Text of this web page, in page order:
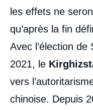
les effets ne
qu’après la fin
Avec l’élection
2021, le
vers
chinoise. Depuis